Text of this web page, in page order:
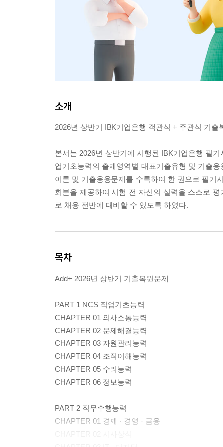
소개
2026년 상반기 IBK기업은행 객관식 + 주관식 기출
본서는 2026년 상반기에 시행된 IBK기업은행 필
업기초능력의 출제영역별 대표기출유형 및 기출
이론 및 기출응용문제를 수록하여 한 권으로 필기
회분을 제공하여 시험 전 자신의 실력을 스스로
로 채용 전반에 대비할 수 있도록 하였다.
목차
Add+ 2026년 상반기 기출복원문제
PART 1 NCS 직업기초능력
CHAPTER 01 의사소통능력
CHAPTER 02 문제해결능력
CHAPTER 03 자원관리능력
CHAPTER 04 조직이해능력
CHAPTER 05 수리능력
CHAPTER 06 정보능력
PART 2 직무수행능력
CHAPTER 01 경제 · 경영 · 금융